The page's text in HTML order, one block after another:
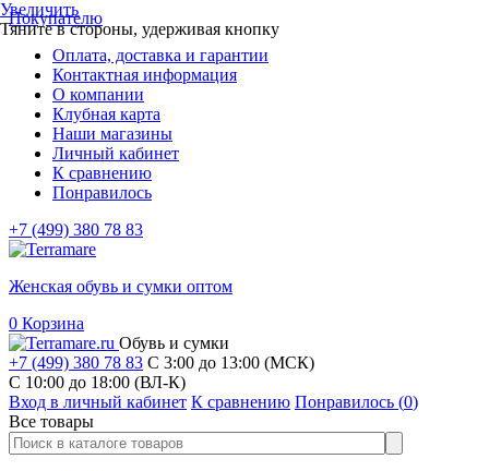
Покупателю
Оплата, доставка и гарантии
Контактная информация
О компании
Клубная карта
Наши магазины
Личный кабинет
К сравнению
Понравилось
+7 (499) 380 78 83
Женская обувь и сумки оптом
0 Корзина
Обувь и сумки
+7 (499) 380 78 83 С 3:00 до 13:00 (МСК)
C 10:00 до 18:00 (ВЛ-К)
Вход в личный кабинет К сравнению Понравилось (0)
Все товары
Увеличить
Тяните в стороны, удерживая кнопку